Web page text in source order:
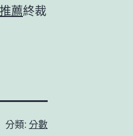
薦終裁
分類: 分數